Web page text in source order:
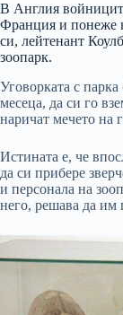
В Англия
Франция и понеже
си, лейтенант
зоопарк.
Уговорката с парка
месеца, да си го
наричат мечето на
Истината е, че
да си прибере
и персонала на
него, решава да им